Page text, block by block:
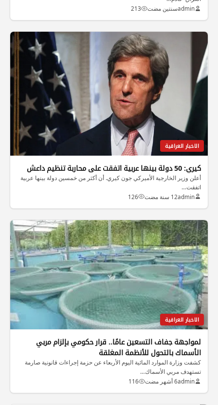
adminسنتين مضت 213
الاخبار العراقية
كيري: 50 دولة بينها عربية اتفقت على محاربة تنظيم داعش
أعلن وزير الخارجية الأميركي جون كيري. أن أكثر من خمسين دولة بينها عربية
اتفقت…
admin12 سنة مضت 126
الاخبار العراقية
لمواجهة جفاف التسعين عامًا.. قرار حكومي بإلزام مربي
الأسماك بالتحول للأنظمة المغلقة
كشفت وزارة الموارد المائية اليوم الأربعاء عن حزمة إجراءات قانونية صارمة
تستهدف مربي الأسماك…
admin6 أشهر مضت 116